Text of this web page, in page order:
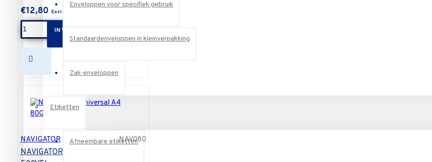
Enveloppen voor specifiek gebruik
Standaardenveloppen in kleinverpakking
Zak-enveloppen
Etiketten
Afneembare etiketten
€12,80
IN WINKELWAGEN
NAVIGATOR NAV080
NAVIGATOR universal A4 80GR